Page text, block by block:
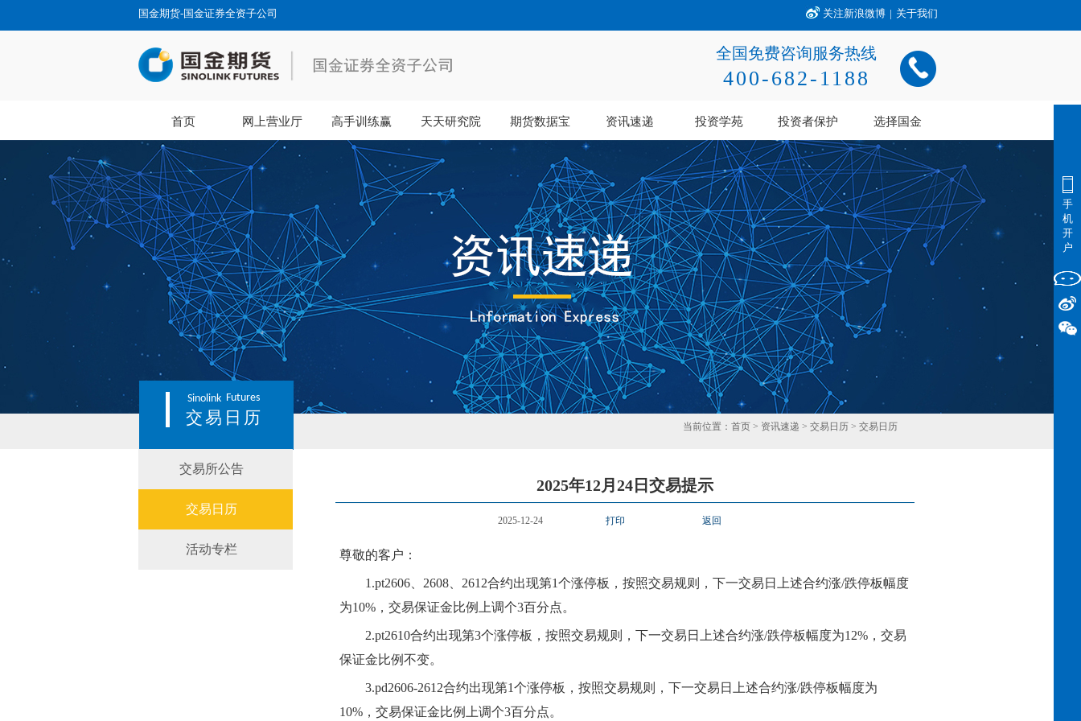
国金期货-国金证券全资子公司 关注新浪微博 | 关于我们
全国免费咨询服务热线
400-682-1188
首页 网上营业厅 高手训练赢 天天研究院 期货数据宝 资讯速递 投资学苑 投资者保护 选择国金
Sinolink Futures
交易日历 当前位置： 首页 > 资讯速递 > 交易日历 > 交易日历
交易所公告
交易日历
活动专栏
2025年12月24日交易提示
2025-12-24 打印 返回
尊敬的客户：
1.pt2606 2608、 2612合约出现第1个涨停板，按照交易规则，下一交易日上述合约涨/跌停板幅度
为10%，交易保证金比例上调个3百分点。
2.pt2610合约出现第3个涨停板，按照交易规则，下一交易日上述合约涨/跌停板幅度为12%，交易
保证金比例不变。
3.pd2606-2612合约出现第1个涨停板，按照交易规则，下一交易日上述合约涨/跌停板幅度为
10%，交易保证金比例上调个3百分点。
手
机
开
户